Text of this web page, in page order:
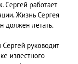
Сергей работает
Жизнь Сергея
должен летать.
Сергей руководит
известного